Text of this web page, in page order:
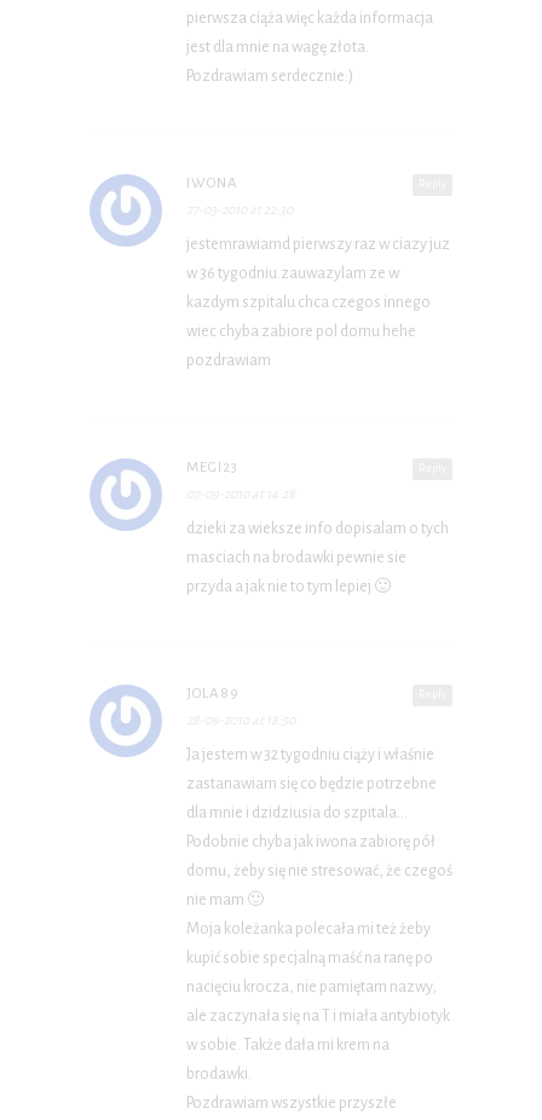
pierwsza ciąża więc każda informacja
jest dla mnie na wagę złota.
Pozdrawiam serdecznie:)
IWONA
27-03-2010 at 22:30
jestemrawiamd pierwszy raz w ciazy juz
w 36 tygodniu.zauwazylam ze w
kazdym szpitalu chca czegos innego
wiec chyba zabiore pol domu hehe
pozdrawiam
MEGI23
07-09-2010 at 14:28
dzieki za wieksze info dopisalam o tych
masciach na brodawki pewnie sie
przyda a jak nie to tym lepiej 🙂
JOLA89
28-09-2010 at 18:50
Ja jestem w 32 tygodniu ciąży i właśnie
zastanawiam się co będzie potrzebne
dla mnie i dzidziusia do szpitala…
Podobnie chyba jak iwona zabiorę pół
domu, żeby się nie stresować, że czegoś
nie mam 🙂
Moja koleżanka polecała mi też żeby
kupić sobie specjalną maść na ranę po
nacięciu krocza, nie pamiętam nazwy,
ale zaczynała się na T i miała antybiotyk
w sobie. Także dała mi krem na
brodawki.
Pozdrawiam wszystkie przyszłe